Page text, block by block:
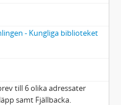
- Kungliga biblioteket
till 6 olika adressater
samt Fjällbacka.